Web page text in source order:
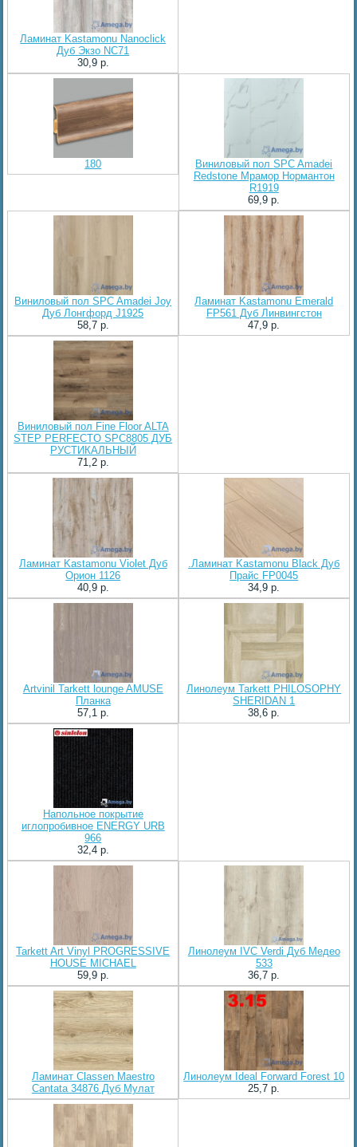
Ламинат Kastamonu Nanoclick
Дуб Экзо NC71
30,9 p.
180
Виниловый пол SPC Amadei
Redstone Мрамор Нормантон
R1919
69,9 p.
Виниловый пол SPC Amadei Joy
Дуб Лонгфорд J1925
58,7 p.
Ламинат Kastamonu Emerald
FP561 Дуб Линвингстон
47,9 p.
Виниловый пол Fine Floor ALTA
STEP PERFECTO SPC8805 ДУБ
РУСТИКАЛЬНЫЙ
71,2 p.
Ламинат Kastamonu Violet Дуб
Орион 1126
40,9 p.
.Ламинат Kastamonu Black Дуб
Прайс FP0045
34,9 p.
Artvinil Tarkett lounge AMUSE
Планка
57,1 p.
Линолеум Tarkett PHILOSOPHY
SHERIDAN 1
38,6 p.
Напольное покрытие
иглопробивное ENERGY URB
966
32,4 p.
Tarkett Art Vinyl PROGRESSIVE
HOUSE MICHAEL
59,9 p.
Линолеум IVC Verdi Дуб Медео
533
36,7 p.
Ламинат Classen Maestro
Cantata 34876 Дуб Мулат
Линолеум Ideal Forward Forest 10
25,7 p.